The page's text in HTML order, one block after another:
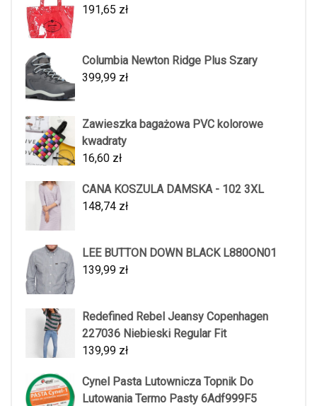
191,65 zł
Columbia Newton Ridge Plus Szary
399,99 zł
Zawieszka bagażowa PVC kolorowe
kwadraty
16,60 zł
CANA KOSZULA DAMSKA - 102 3XL
148,74 zł
LEE BUTTON DOWN BLACK L880ON01
139,99 zł
Redefined Rebel Jeansy Copenhagen
227036 Niebieski Regular Fit
139,99 zł
Cynel Pasta Lutownicza Topnik Do
Lutowania Termo Pasty 6Adf999F5